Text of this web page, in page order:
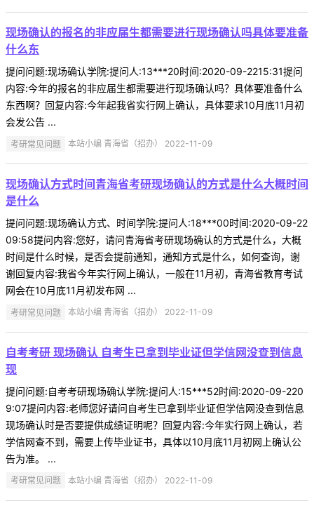
现场确认的报名的非应届生都需要进行现场确认吗具体要准备
什么东
提问问题:现场确认学院:提问人:13***20时间:2020-09-2215:31提问
内容:今年的报名的非应届生都需要进行现场确认吗？具体要准备什么
东西啊？回复内容:今年起我省实行网上确认，具体要求10月底11月初
会发公告 ...
考研常见问题 本站小编 青海省（招办） 2022-11-09
现场确认方式时间青海省考研现场确认的方式是什么大概时间
是什么
提问问题:现场确认方式、时间学院:提问人:18***00时间:2020-09-22
09:58提问内容:您好，请问青海省考研现场确认的方式是什么，大概
时间是什么时候，是否会提前通知，通知方式是什么，如何查询，谢
谢回复内容:我省今年实行网上确认，一般在11月初，青海省教育考试
网会在10月底11月初发布网 ...
考研常见问题 本站小编 青海省（招办） 2022-11-09
自考考研 现场确认 自考生已拿到毕业证但学信网没查到信息
现
提问问题:自考考研现场确认学院:提问人:15***52时间:2020-09-220
9:07提问内容:老师您好请问自考生已拿到毕业证但学信网没查到信息
现场确认时是否要提供成绩证明呢？回复内容:今年实行网上确认，若
学信网查不到，需要上传毕业证书，具体以10月底11月初网上确认公
告为准。 ...
考研常见问题 本站小编 青海省（招办） 2022-11-09